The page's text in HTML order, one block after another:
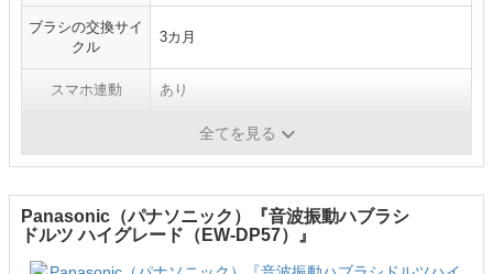
ブラシの交換サイ
クル
3カ月
スマホ連動 あり
充電式全てを見る
Panasonic（パナソニック）『音波振動ハブラシ
ドルツ ハイグレード（EW-DP57）』